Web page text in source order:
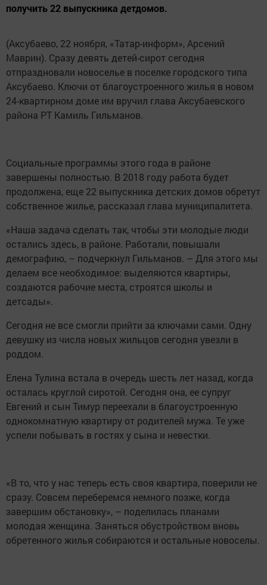
получить 22 выпускника детдомов.
(Аксубаево, 22 ноября, «Татар-информ», Арсений
Маврин). Сразу девять детей-сирот сегодня
отпраздновали новоселье в поселке городского типа
Аксубаево. Ключи от благоустроенного жилья в новом
24-квартирном доме им вручил глава Аксубаевского
района РТ Камиль Гильманов.
Социальные программы этого года в районе
завершены полностью. В 2018 году работа будет
продолжена, еще 22 выпускника детских домов обретут
собственное жилье, рассказал глава муниципалитета.
«Наша задача сделать так, чтобы эти молодые люди
остались здесь, в районе. Работали, повышали
демографию, – подчеркнул Гильманов. – Для этого мы
делаем все необходимое: выделяются квартиры,
создаются рабочие места, строятся школы и
детсады».
Сегодня не все смогли прийти за ключами сами. Одну
девушку из числа новых жильцов сегодня увезли в
роддом.
Елена Тулина встала в очередь шесть лет назад, когда
осталась круглой сиротой. Сегодня она, ее супруг
Евгений и сын Тимур переехали в благоустроенную
однокомнатную квартиру от родителей мужа. Те уже
успели побывать в гостях у сына и невестки.
«В то, что у нас теперь есть своя квартира, поверили не
сразу. Совсем переберемся немного позже, когда
завершим обстановку», – поделилась планами
молодая женщина. Заняться обустройством вновь
обретенного жилья собираются и остальные новоселы.